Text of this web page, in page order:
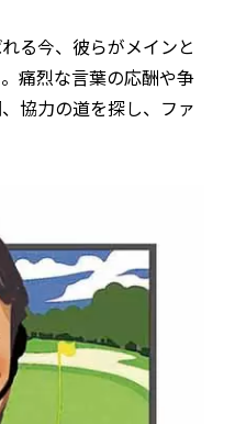
る今、彼らがメインと
痛烈な言葉の応酬や争
協力の道を探し、ファ